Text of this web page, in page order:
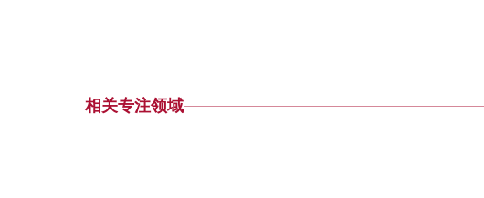
相关专注领域